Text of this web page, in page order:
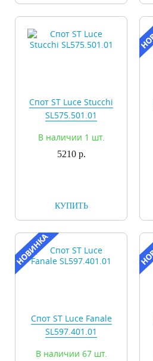
Спот ST Luce Stucchi
SL575.501.01
В наличии 1 шт.
5210 р.
КУПИТЬ
Спот ST Luce Fanale
SL597.401.01
В наличии 67 шт.